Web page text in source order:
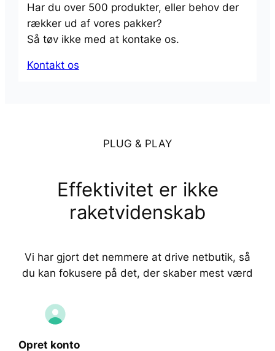
Har du over 500 produkter, eller behov der
rækker ud af vores pakker?
Så tøv ikke med at kontake os.
Kontakt os
PLUG & PLAY
Effektivitet er ikke
raketvidenskab
Vi har gjort det nemmere at drive netbutik, så
du kan fokusere på det, der skaber mest værd
Opret konto